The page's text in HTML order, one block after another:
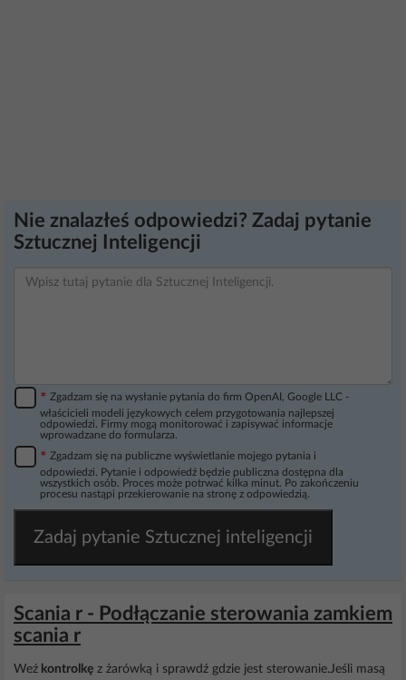
Nie znalazłeś odpowiedzi? Zadaj pytanie
Sztucznej Inteligencji
* Zgadzam się na wysłanie pytania do firm OpenAI, Google LLC -
właścicieli modeli językowych celem przygotowania najlepszej
odpowiedzi. Firmy mogą monitorować i zapisywać informacje
wprowadzane do formularza.
* Zgadzam się na publiczne wyświetlanie mojego pytania i
odpowiedzi. Pytanie i odpowiedź będzie publiczna dostępna dla
wszystkich osób. Proces może potrwać kilka minut. Po zakończeniu
procesu nastąpi przekierowanie na stronę z odpowiedzią.
Zadaj pytanie Sztucznej inteligencji
Scania r - Podłączanie sterowania zamkiem
scania r
Weź kontrolkę z żarówką i sprawdź gdzie jest sterowanie.Jeśli masą